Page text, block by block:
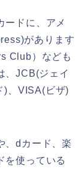
ードに、アメ
があります
Club）なども
、JCB(ジェイ
)、VISA(ビザ)
、dカード、楽
を使っている